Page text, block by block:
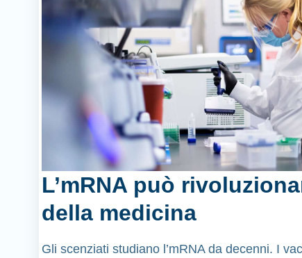
L’mRNA può
della medicina
Gli scenziati studiano l’mRNA da decenni. I